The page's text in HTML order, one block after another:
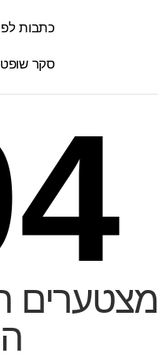
כתבות
סקר
מצטערים